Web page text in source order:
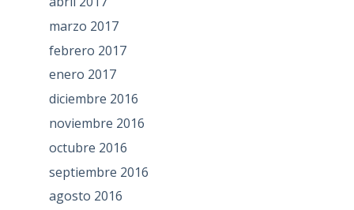
marzo 2017
febrero 2017
enero 2017
diciembre 2016
noviembre 2016
octubre 2016
septiembre 2016
agosto 2016